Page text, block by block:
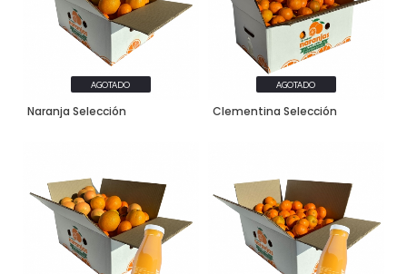
AGOTADO
Naranja Selección
AGOTADO
Clementina Selección